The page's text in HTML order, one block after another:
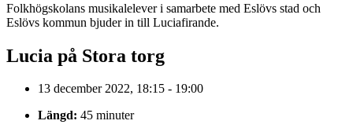
Folkhögskolans musikalelever i samarbete med Eslövs stad och
Eslövs kommun bjuder in till Luciafirande.
Lucia på Stora torg
13 december 2022, 18:15 - 19:00
Längd: 45 minuter